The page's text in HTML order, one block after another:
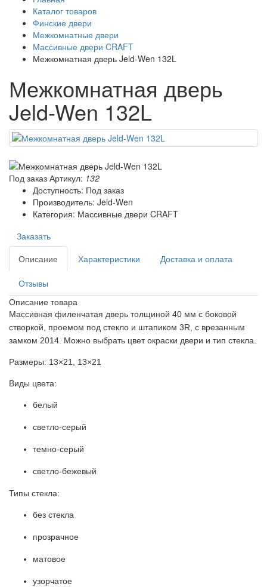
Каталог товаров
Финские двери
Межкомнатные двери
Массивные двери CRAFT
Межкомнатная дверь Jeld-Wen 132L
Межкомнатная дверь
Jeld-Wen 132L
Под заказ Артикул: 132
Доступность: Под заказ
Производитель: Jeld-Wen
Категория: Массивные двери CRAFT
Заказать
Описание
Характеристики Доставка и оплата
Отзывы
Описание товара
Массивная филенчатая дверь толщиной 40 мм с боковой
створкой, проемом под стекло и штапиком 3R, с врезанным
замком 2014. Можно выбрать цвет окраски двери и тип стекла.
Размеры: 13×21, 13×21
Виды цвета:
белый
светло-серый
темно-серый
светло-бежевый
Типы стекла:
без стекла
прозрачное
матовое
узорчатое